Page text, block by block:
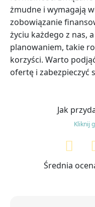
żmudne i wymagają
zobowiązanie
życiu każdego z nas,
planowaniem, takie
korzyści. Warto
ofertę i zabezpieczyć
Jak
Kliknij
Średnia